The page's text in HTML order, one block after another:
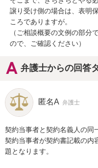
譲り受け側の場合は、表明
ころでありますが。
（ご相談概要の文例の部分
ので、ご確認ください）
弁護士からの回答
匿名A 弁護士
契約当事者と契約名義人の同
契約当事者が契約書記載の内
題となります。